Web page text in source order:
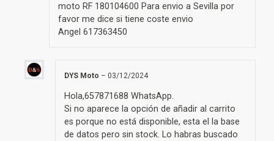
moto RF 180104600 Para envio a Sevilla por
favor me dice si tiene coste envio
Angel 617363450
DYS Moto – 03/12/2024
Hola,657871688 WhatsApp.
Si no aparece la opción de añadir al carrito
es porque no está disponible, esta el la base
de datos pero sin stock. Lo habras buscado